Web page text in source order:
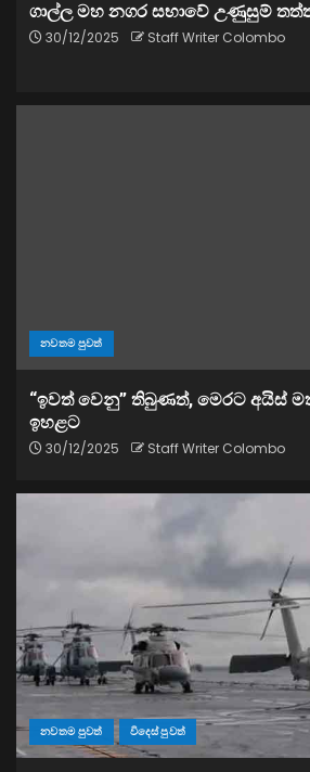
ගාල්ල මහ නගර සභාවේ උණුසුම්
30/12/2025 Staff Writer Colombo
නවතම පුවත්
“ඉවත් වෙනු” තිබුණත්, මෙරට අයිස්
ඉහළට
30/12/2025 Staff Writer Colombo
නවතම පුවත් විදෙස් පුවත්